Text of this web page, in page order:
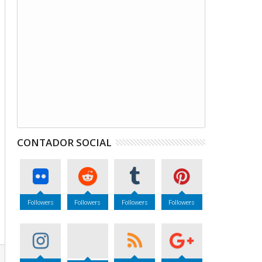
CONTADOR SOCIAL
Followers Followers Followers Followers